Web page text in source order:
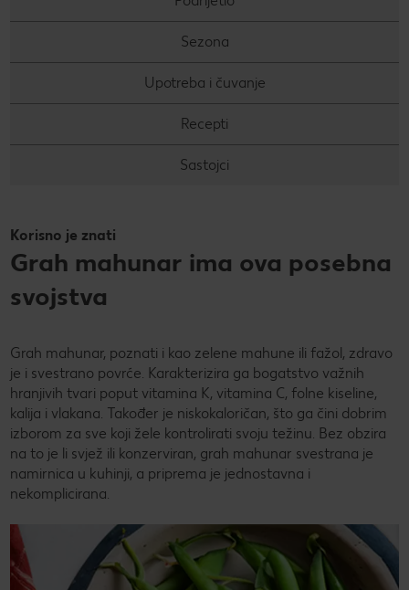
Super poletje (SLO)
Peci s Ivanom: Otkrij recepte i trikove poznate hrvatske
slastičarke
Sezona
Upotreba i čuvanje
Recepti
Sastojci
Korisno je znati
Grah mahunar ima ova posebna
svojstva
Grah mahunar, poznati i kao zelene mahune ili fažol, zdravo
je i svestrano povrće. Karakterizira ga bogatstvo važnih
hranjivih tvari poput vitamina K, vitamina C, folne kiseline,
kalija i vlakana. Također je niskokaloričan, što ga čini dobrim
izborom za sve koji žele kontrolirati svoju težinu. Bez obzira
na to je li svjež ili konzerviran, grah mahunar svestrana je
namirnica u kuhinji, a priprema je jednostavna i
nekomplicirana.